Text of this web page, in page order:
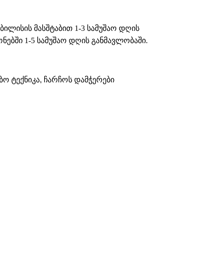
მასშტაბით 1-3 სამუშაო დღის
1-5 სამუშაო დღის განმავლობაში.
ტექნიკა, ჩარჩოს დამჭერები